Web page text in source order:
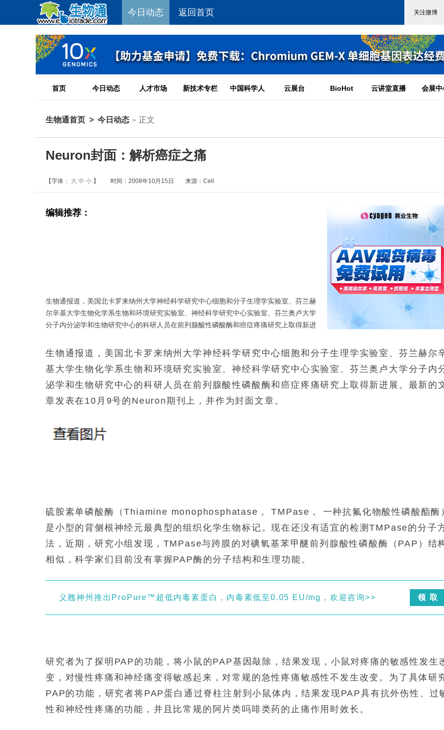
今日动态 返回首页
首页 今日动态 人才市场 新技术专栏 中国科学人 云展台 BioHot 云讲堂直播 会展中
生物通首页 > 今日动态 > 正文
Neuron封面：解析癌症之痛
【字体： 大 中 小 】 时间：2008年10月15日 来源：Cell
编辑推荐：
生物通报道，美国北卡罗来纳州大学神经科学研究中心细胞和分子生理学实验室、芬兰赫
尔辛基大学生物化学系生物和环境研究实验室、神经科学研究中心实验室、芬兰奥卢大学
分子内分泌学和生物研究中心的科研人员在前列腺酸性磷酸酶和癌症疼痛研究上取得新进
下载【非酒精性脂肪性肝炎（NASH）明星治疗靶点】，获取针对NASH的药物开发的
生物通报道，美国北卡罗来纳州大学神经科学研究中心细胞和分子生理学实验室、芬兰赫尔
基大学生物化学系生物和环境研究实验室、神经科学研究中心实验室、芬兰奥卢大学分子内
泌学和生物研究中心的科研人员在前列腺酸性磷酸酶和癌症疼痛研究上取得新进展。最新的
章发表在10月9号的Neuron期刊上，并作为封面文章。
硫胺素单磷酸酶（Thiamine monophosphatase， TMPase， 一种抗氟化物酸性磷酸酯酶
是小型的背侧根神经元最典型的组织化学生物标记。现在还没有适宜的检测TMPase的分子
法，近期，研究小组发现，TMPase与跨膜的对碘氧基苯甲醚前列腺酸性磷酸酶（PAP）结
相似，科学家们目前没有掌握PAP酶的分子结构和生理功能。
义翘神州推出ProPure™超低内毒素蛋白，内毒素低至0.05 EU/mg，欢迎咨询>> 领 取
研究者为了探明PAP的功能，将小鼠的PAP基因敲除，结果发现，小鼠对疼痛的敏感性发生
变，对慢性疼痛和神经痛变得敏感起来，对常规的急性疼痛敏感性不发生改变。为了具体研
PAP的功能，研究者将PAP蛋白通过脊柱注射到小鼠体内，结果发现PAP具有抗外伤性、过
性和神经性疼痛的功能，并且比常规的阿片类吗啡类药的止痛作用时效长。